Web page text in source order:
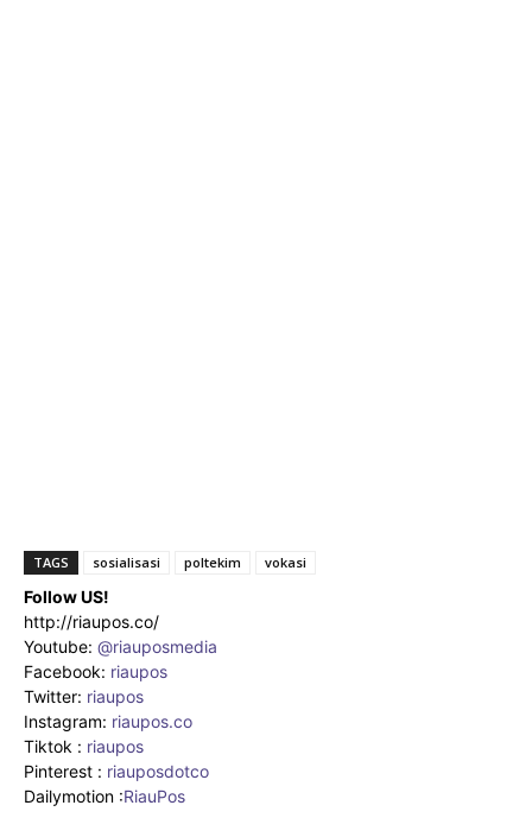
TAGS sosialisasi poltekim vokasi
Follow US!
http://riaupos.co/
Youtube: @riauposmedia
Facebook: riaupos
Twitter: riaupos
Instagram: riaupos.co
Tiktok : riaupos
Pinterest : riauposdotco
Dailymotion :RiauPos